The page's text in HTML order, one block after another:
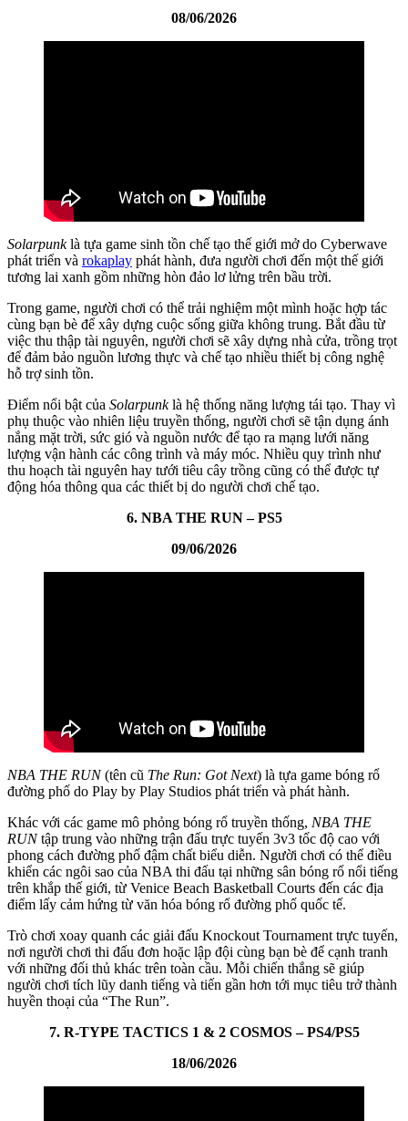
08/06/2026
Solarpunklà tựa game sinh tồn chế tạo thế giới mở do Cyberwave
phát triển và rokaplay phát hành, đưa người chơi đến một thế giới
tương lai xanh gồm những hòn đảo lơ lửng trên bầu trời.
Trong game, người chơi có thể trải nghiệm một mình hoặc hợp tác
cùng bạn bè để xây dựng cuộc sống giữa không trung. Bắt đầu từ
việc thu thập tài nguyên, người chơi sẽ xây dựng nhà cửa, trồng trọt
để đảm bảo nguồn lương thực và chế tạo nhiều thiết bị công nghệ
hỗ trợ sinh tồn.
Điểm nổi bật của Solarpunklà hệ thống năng lượng tái tạo. Thay vì
phụ thuộc vào nhiên liệu truyền thống, người chơi sẽ tận dụng ánh
nắng mặt trời, sức gió và nguồn nước để tạo ra mạng lưới năng
lượng vận hành các công trình và máy móc. Nhiều quy trình như
thu hoạch tài nguyên hay tưới tiêu cây trồng cũng có thể được tự
động hóa thông qua các thiết bị do người chơi chế tạo.
6. NBA THE RUN – PS5
09/06/2026
NBA THE RUN(tên cũ The Run: Got Next) là tựa game bóng rổ
đường phố do Play by Play Studios phát triển và phát hành.
Khác với các game mô phỏng bóng rổ truyền thống, NBA THE
RUNtập trung vào những trận đấu trực tuyến 3v3 tốc độ cao với
phong cách đường phố đậm chất biểu diễn. Người chơi có thể điều
khiển các ngôi sao của NBA thi đấu tại những sân bóng rổ nổi tiếng
trên khắp thế giới, từ Venice Beach Basketball Courts đến các địa
điểm lấy cảm hứng từ văn hóa bóng rổ đường phố quốc tế.
Trò chơi xoay quanh các giải đấu Knockout Tournament trực tuyến,
nơi người chơi thi đấu đơn hoặc lập đội cùng bạn bè để cạnh tranh
với những đối thủ khác trên toàn cầu. Mỗi chiến thắng sẽ giúp
người chơi tích lũy danh tiếng và tiến gần hơn tới mục tiêu trở thành
huyền thoại của “The Run”.
7. R-TYPE TACTICS 1 & 2 COSMOS – PS4/PS5
18/06/2026